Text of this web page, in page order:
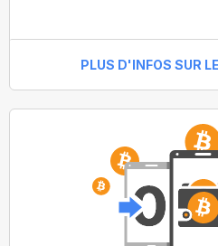
PLUS D'INFOS SUR